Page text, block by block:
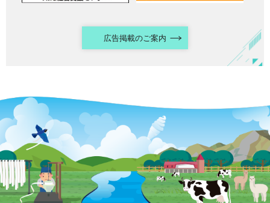
広告掲載のご案内